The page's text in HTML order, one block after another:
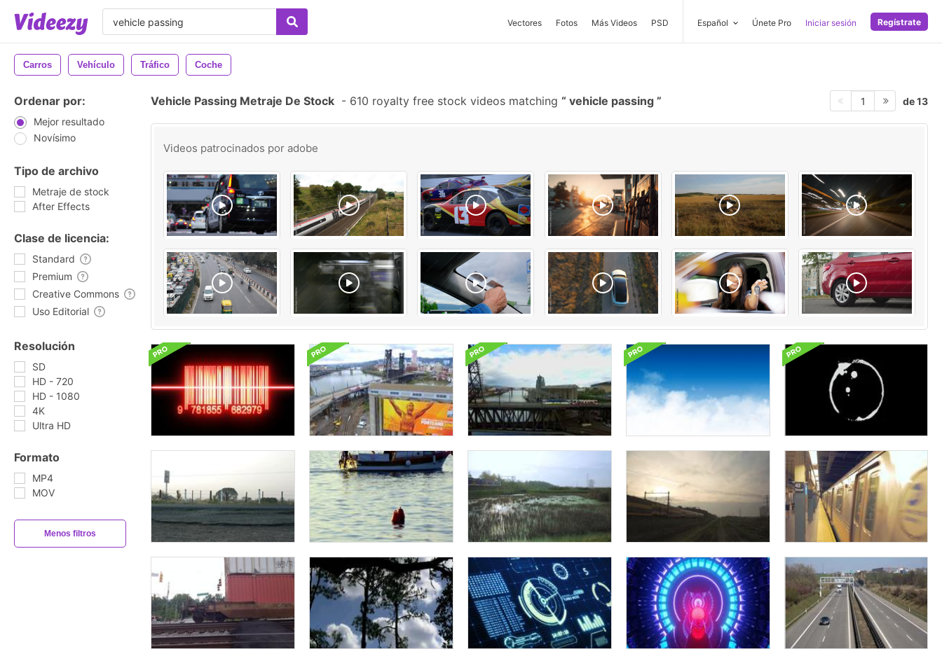
Vectores Fotos Más Videos PSD Español Únete Pro Iniciar sesión Regístrate
Carros Vehículo Tráfico Coche
Ordenar por:
Mejor resultado
Novísimo
Tipo de archivo
Metraje de stock
After Effects
Clase de licencia:
Standard
Premium
Creative Commons
Uso Editorial
Resolución
SD
HD - 720
HD - 1080
4K
Ultra HD
Formato
MP4
MOV
Menos filtros
Vehicle Passing Metraje De Stock - 610 royalty free stock videos matching vehicle passing 1 de 13
Videos patrocinados por adobe